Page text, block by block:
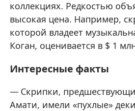
коллекциях. Редкостью
высокая цена. Например,
которой владеет
Коган, оценивается в $ 1
Интересные факты
Скрипки,
Амати, имели «пухлые»